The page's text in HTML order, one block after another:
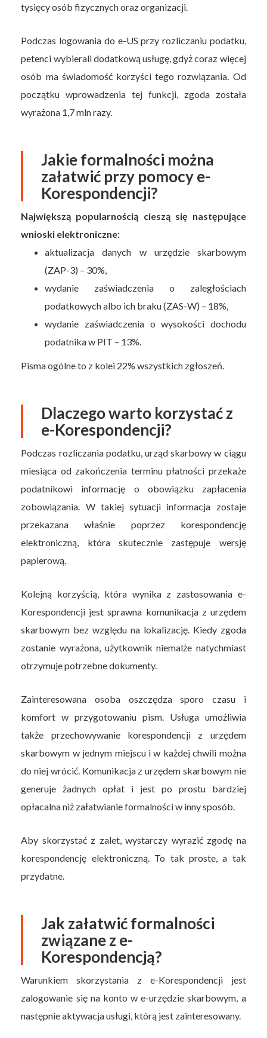
tysięcy osób fizycznych oraz organizacji.
Podczas logowania do e-US przy rozliczaniu podatku,
petenci wybierali dodatkową usługę, gdyż coraz więcej
osób ma świadomość korzyści tego rozwiązania. Od
początku wprowadzenia tej funkcji, zgoda została
wyrażona 1,7 mln razy.
Jakie formalności można
załatwić przy pomocy e-
Korespondencji?
Największą popularnością cieszą się następujące
wnioski elektroniczne:
aktualizacja danych w urzędzie skarbowym
(ZAP-3) – 30%,
wydanie zaświadczenia o zaległościach
podatkowych albo ich braku (ZAS-W) – 18%,
wydanie zaświadczenia o wysokości dochodu
podatnika w PIT – 13%.
Pisma ogólne to z kolei 22% wszystkich zgłoszeń.
Dlaczego warto korzystać z
e-Korespondencji?
Podczas rozliczania podatku, urząd skarbowy w ciągu
miesiąca od zakończenia terminu płatności przekaże
podatnikowi informację o obowiązku zapłacenia
zobowiązania. W takiej sytuacji informacja zostaje
przekazana właśnie poprzez korespondencję
elektroniczną, która skutecznie zastępuje wersję
papierową.
Kolejną korzyścią, która wynika z zastosowania e-
Korespondencji jest sprawna komunikacja z urzędem
skarbowym bez względu na lokalizację. Kiedy zgoda
zostanie wyrażona, użytkownik niemalże natychmiast
otrzymuje potrzebne dokumenty.
Zainteresowana osoba oszczędza sporo czasu i
komfort w przygotowaniu pism. Usługa umożliwia
także przechowywanie korespondencji z urzędem
skarbowym w jednym miejscu i w każdej chwili można
do niej wrócić. Komunikacja z urzędem skarbowym nie
generuje żadnych opłat i jest po prostu bardziej
opłacalna niż załatwianie formalności w inny sposób.
Aby skorzystać z zalet, wystarczy wyrazić zgodę na
korespondencję elektroniczną. To tak proste, a tak
przydatne.
Jak załatwić formalności
związane z e-
Korespondencją?
Warunkiem skorzystania z e-Korespondencji jest
zalogowanie się na konto w e-urzędzie skarbowym, a
następnie aktywacja usługi, którą jest zainteresowany.